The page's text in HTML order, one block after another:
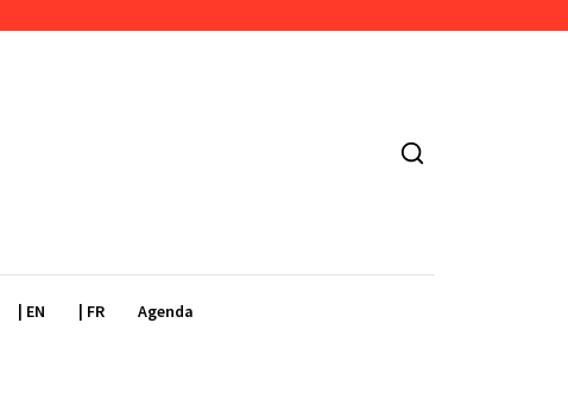
| EN | FR Agenda